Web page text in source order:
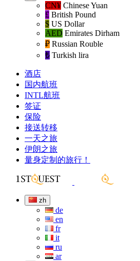
CN¥ Chinese Yuan
£ British Pound
$ US Dollar
AED Emirates Dirham
₽‎ Russian Rouble
₺‎ Turkish lira
酒店
国内航班
INTL航班
签证
保险
接送转移
一天之旅
伊朗之旅
量身定制的旅行！
zh
de
en
fr
it
ru
ar